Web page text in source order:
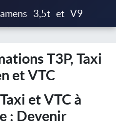
3,5t et V9
T3P, Taxi
et VTC
et VTC à
: Devenir